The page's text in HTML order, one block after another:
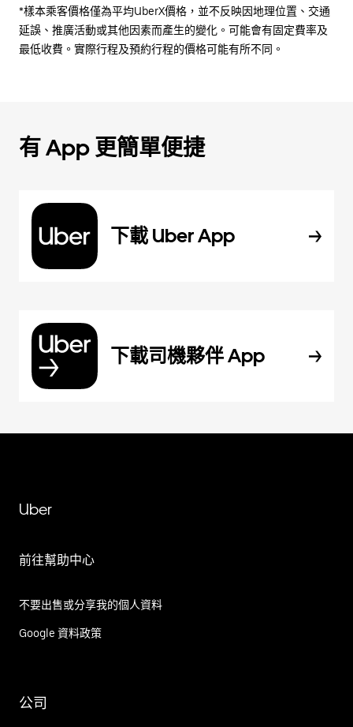
*樣本乘客價格僅為平均UberX價格，並不反映因地理位置、交通
延誤、推廣活動或其他因素而產生的變化。可能會有固定費率及
最低收費。實際行程及預約行程的價格可能有所不同。
有 App 更簡單便捷
下載 Uber App
下載司機夥伴 App
Uber
前往幫助中心
不要出售或分享我的個人資料
Google 資料政策
公司